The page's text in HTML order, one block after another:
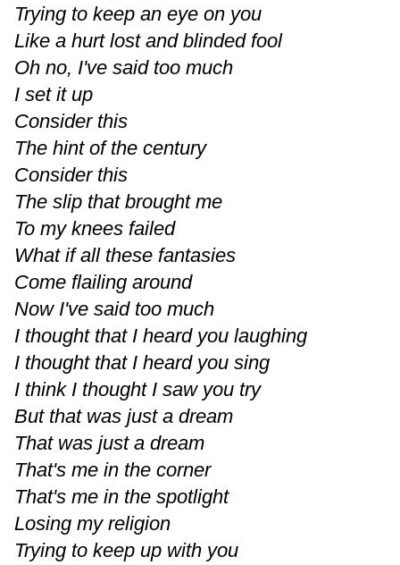
Trying to keep an eye on you
Like a hurt lost and blinded fool
Oh no, I've said too much
I set it up
Consider this
The hint of the century
Consider this
The slip that brought me
To my knees failed
What if all these fantasies
Come flailing around
Now I've said too much
I thought that I heard you laughing
I thought that I heard you sing
I think I thought I saw you try
But that was just a dream
That was just a dream
That's me in the corner
That's me in the spotlight
Losing my religion
Trying to keep up with you